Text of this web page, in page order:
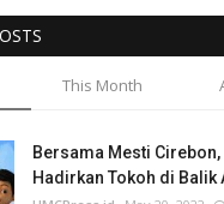
This Month
Bersama Mesti Cirebon,
Hadirkan Tokoh di Balik